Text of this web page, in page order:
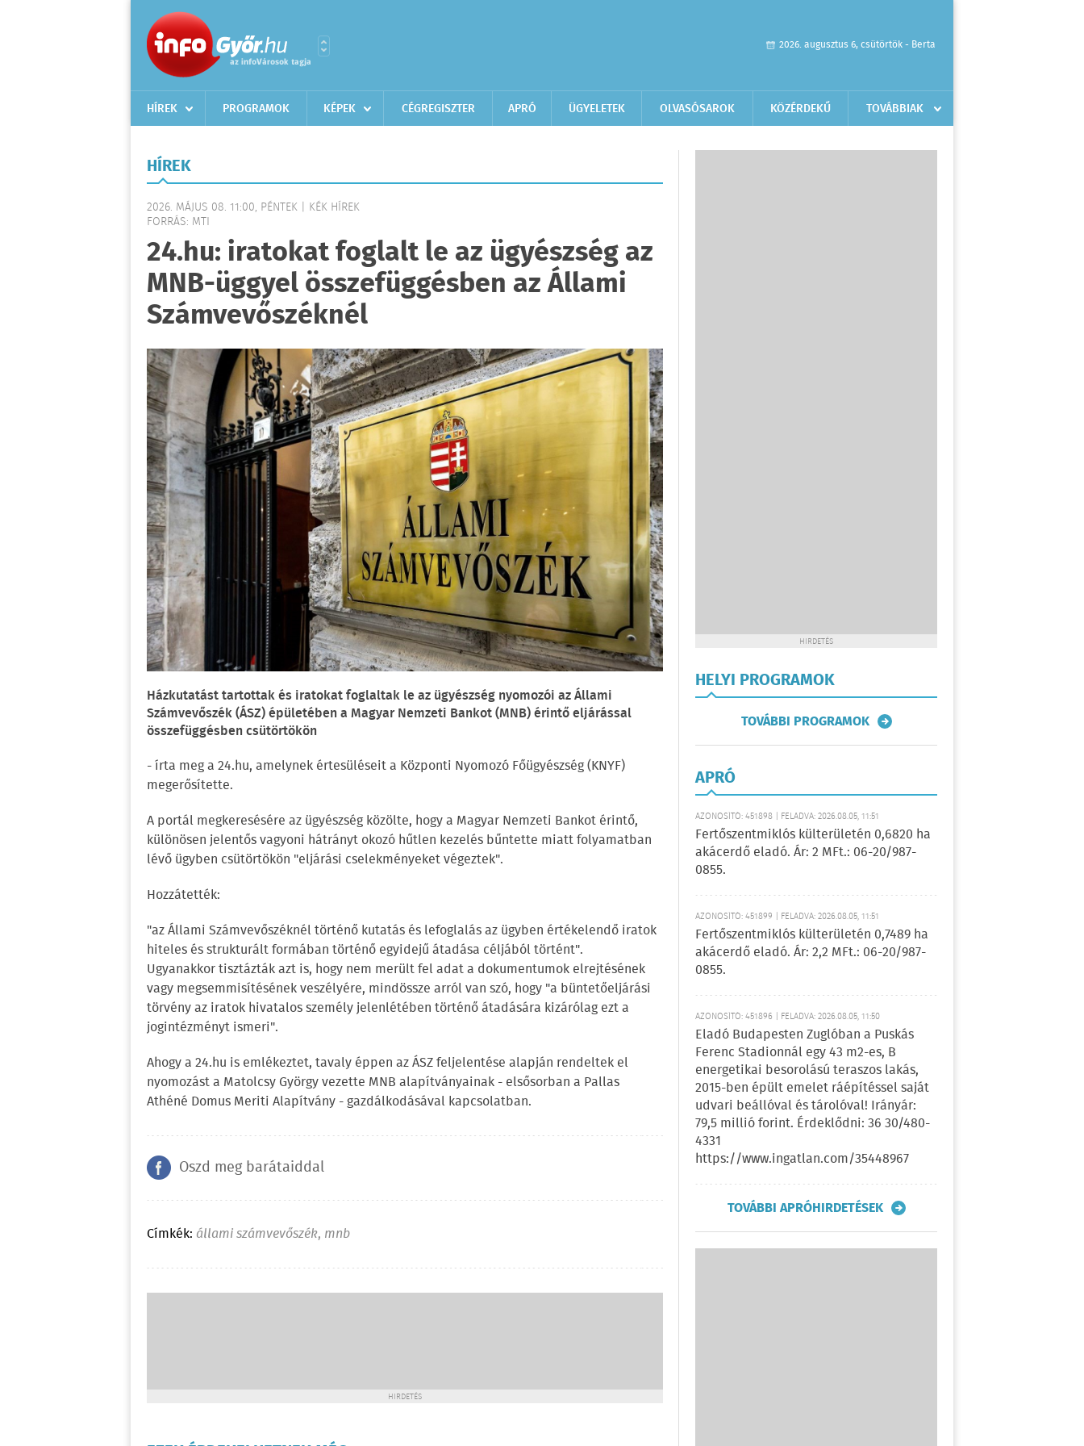
2026. augusztus 6, csütörtök - Berta
HÍREK PROGRAMOK KÉPEK CÉGREGISZTER APRÓ ÜGYELETEK OLVASÓSAROK KÖZÉRDEKŰ TOVÁBBIAK
HÍREK
2026. MÁJUS 08. 11:00, PÉNTEK | KÉK HÍREK
FORRÁS: MTI
24.hu: iratokat foglalt le az ügyészség az
MNB-üggyel összefüggésben az Állami
Számvevőszéknél
Házkutatást tartottak és iratokat foglaltak le az ügyészség nyomozói az Állami
Számvevőszék (ÁSZ) épületében a Magyar Nemzeti Bankot (MNB) érintő eljárással
összefüggésben csütörtökön
- írta meg a 24.hu, amelynek értesüléseit a Központi Nyomozó Főügyészség (KNYF)
megerősítette.
A portál megkeresésére az ügyészség közölte, hogy a Magyar Nemzeti Bankot érintő,
különösen jelentős vagyoni hátrányt okozó hűtlen kezelés bűntette miatt folyamatban
lévő ügyben csütörtökön "eljárási cselekményeket végeztek".
Hozzátették:
"az Állami Számvevőszéknél történő kutatás és lefoglalás az ügyben értékelendő iratok
hiteles és strukturált formában történő egyidejű átadása céljából történt".
Ugyanakkor tisztázták azt is, hogy nem merült fel adat a dokumentumok elrejtésének
vagy megsemmisítésének veszélyére, mindössze arról van szó, hogy "a büntetőeljárási
törvény az iratok hivatalos személy jelenlétében történő átadására kizárólag ezt a
jogintézményt ismeri".
Ahogy a 24.hu is emlékeztet, tavaly éppen az ÁSZ feljelentése alapján rendeltek el
nyomozást a Matolcsy György vezette MNB alapítványainak - elsősorban a Pallas
Athéné Domus Meriti Alapítvány - gazdálkodásával kapcsolatban.
Oszd meg barátaiddal
Címkék: állami számvevőszék, mnb
HIRDETÉS
HIRDETÉS
HELYI PROGRAMOK
TOVÁBBI PROGRAMOK
APRÓ
AZONOSÍTÓ: 451898 | FELADVA: 2026.08.05, 11:51
Fertőszentmiklós külterületén 0,6820 ha
akácerdő eladó. Ár: 2 MFt.: 06-20/987-
0855.
AZONOSÍTÓ: 451899 | FELADVA: 2026.08.05, 11:51
Fertőszentmiklós külterületén 0,7489 ha
akácerdő eladó. Ár: 2,2 MFt.: 06-20/987-
0855.
AZONOSÍTÓ: 451896 | FELADVA: 2026.08.05, 11:50
Eladó Budapesten Zuglóban a Puskás
Ferenc Stadionnál egy 43 m2-es, B
energetikai besorolású teraszos lakás,
2015-ben épült emelet ráépítéssel saját
udvari beállóval és tárolóval! Irányár:
79,5 millió forint. Érdeklődni: 36 30/480-
4331
https://www.ingatlan.com/35448967
TOVÁBBI APRÓHIRDETÉSEK